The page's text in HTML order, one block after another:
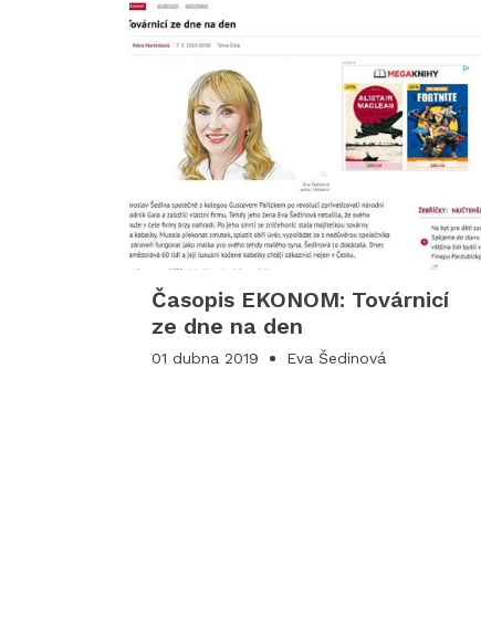
Časopis EKONOM: Továrnicí
ze dne na den
01 dubna 2019 Eva Šedinová